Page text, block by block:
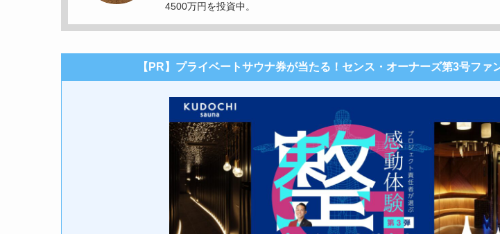
4500万円を投資中。
【PR】プライベートサウナ券が当たる！センス・オーナーズ第3号ファ